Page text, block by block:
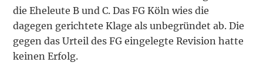
die Eheleute B und C. Das FG Köln wies die
dagegen gerichtete Klage als unbegründet ab. Die
gegen das Urteil des FG eingelegte Revision hatte
keinen Erfolg.